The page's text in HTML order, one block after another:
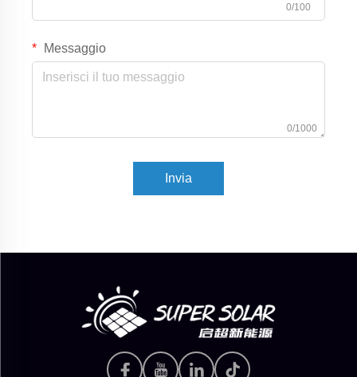
0/100
Messaggio
0/1000
Invia